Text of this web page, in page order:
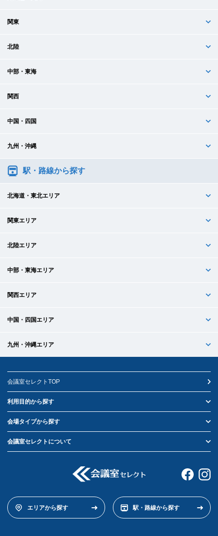
関東
北陸
中部・東海
関西
中国・四国
九州・沖縄
駅・路線から探す
北海道・東北エリア
関東エリア
北陸エリア
中部・東海エリア
関西エリア
中国・四国エリア
九州・沖縄エリア
会議室セレクトTOP
利用目的から探す
会場タイプから探す
会議室セレクトについて
エリアから探す 駅・路線から探す